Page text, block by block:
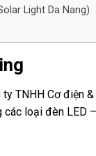
Light Da Nang)
ty TNHH Cơ điện
các loại đèn LED